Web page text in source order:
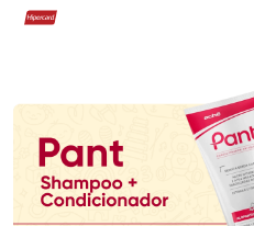
Hipercard
Promoção em